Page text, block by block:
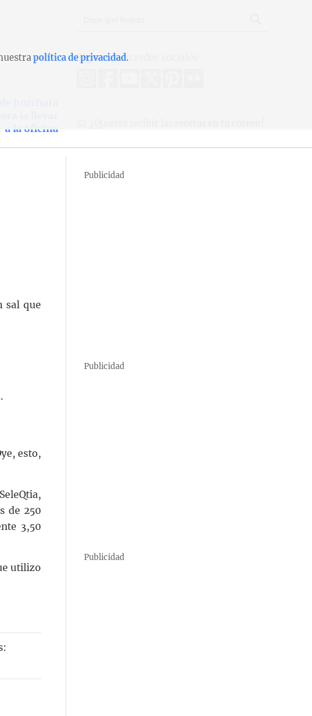
horchata
a la oficina
Síguenos en redes sociales
sal que
esto,
de 250
3,50
utilizo
Publicidad
Publicidad
Publicidad
política de privacidad.